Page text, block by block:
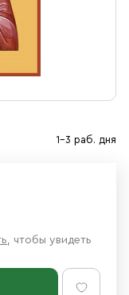
1-3 раб. дня
, чтобы увидеть